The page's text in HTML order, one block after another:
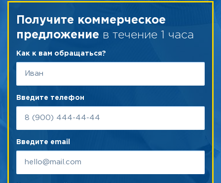
Получите коммерческое
предложение в течение 1 часа
Как к вам обращаться?
Введите телефон
Введите email